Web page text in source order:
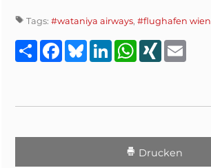
Tags: #wataniya airways, #flughafen wien
TeilenFacebook
BlueskyLinkedInWhatsApp
XING
Drucken